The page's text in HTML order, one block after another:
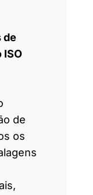
de
ISO
de
os